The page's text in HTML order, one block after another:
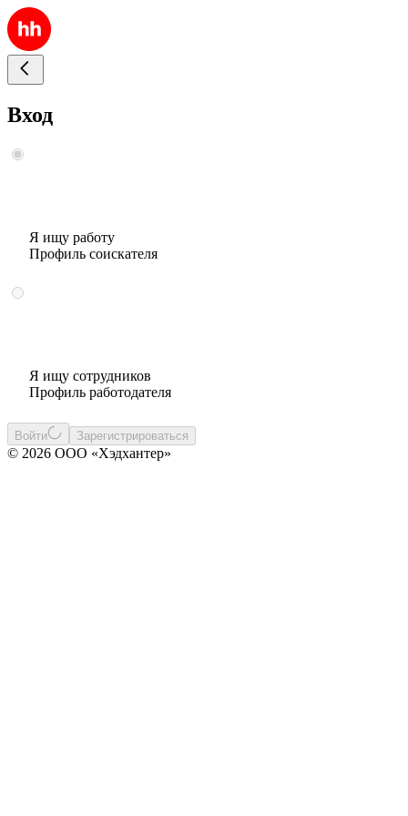
Вход
Я ищу работу
Профиль соискателя
Я ищу сотрудников
Профиль работодателя
Войти Зарегистрироваться
© 2026 ООО «Хэдхантер»